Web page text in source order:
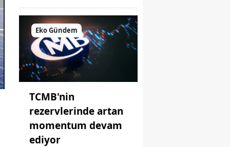
Eko Gündem
TCMB'nin
rezervlerinde artan
momentum devam
ediyor